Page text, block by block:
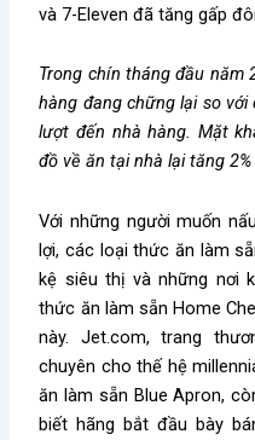
và 7-Eleven đã tăng gấp
Trong chín tháng đầu năm
hàng đang chững lại so với
lượt đến nhà hàng. Mặt
đồ về ăn tại nhà lại tăng
Với những người muốn
lợi, các loại thức ăn làm
kệ siêu thị và những nơi
thức ăn làm sẵn Home
này. Jet.com, trang
chuyên cho thế hệ
ăn làm sẵn Blue Apron,
biết hãng bắt đầu bày